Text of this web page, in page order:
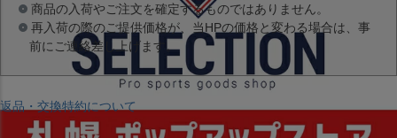
商品の入荷やご注文を確定するものではありません。
再入荷の際のご提供価格が、当HPの価格と変わる場合は、事
前にご連絡差し上げます。
返品・交換特約について